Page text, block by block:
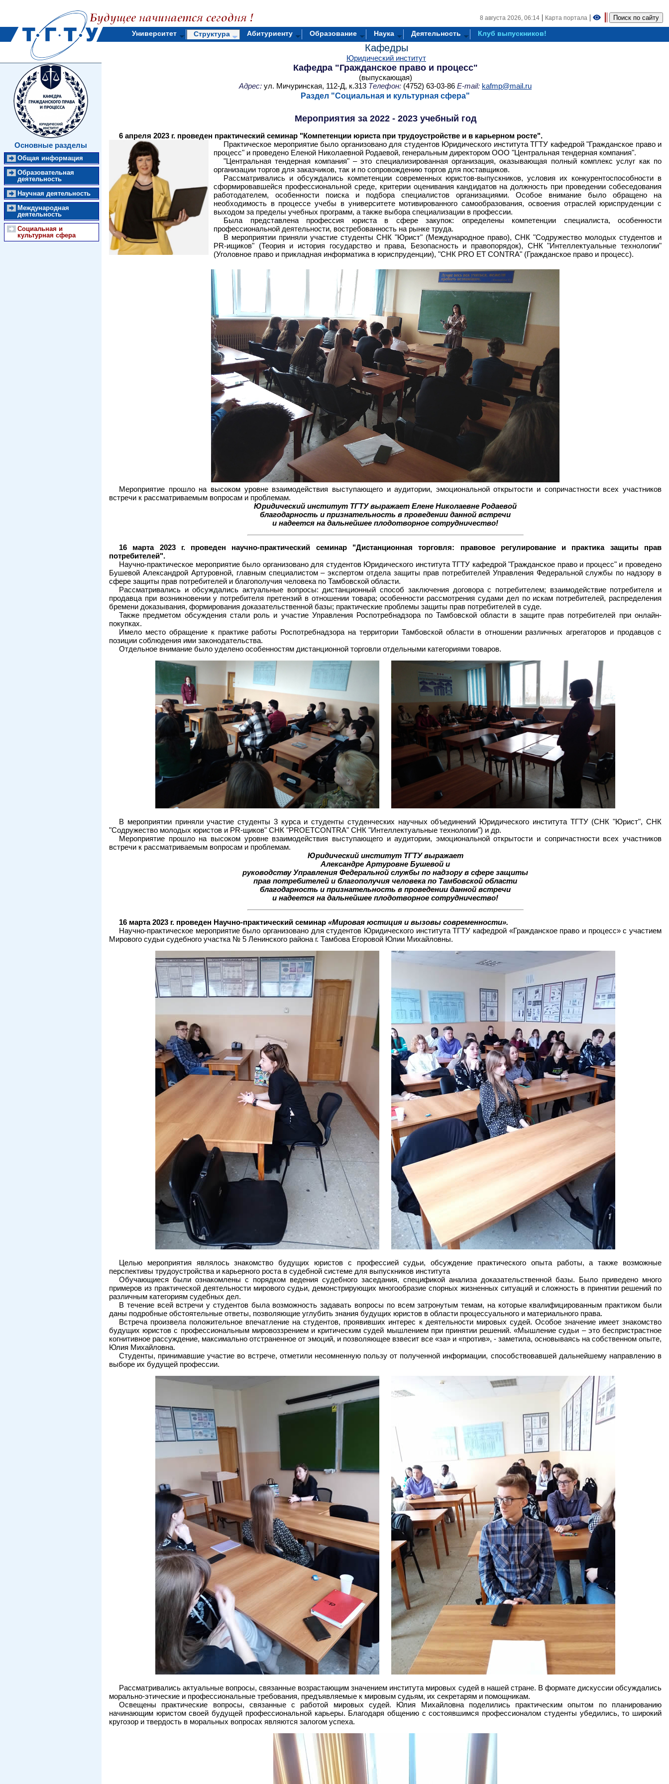
8 августа 2026, 06:14 | Карта портала |
Университет Структура Абитуриенту Образование Наука Деятельность Клуб выпускников!
Кафедры
Юридический институт
Основные разделы
Общая информация
Образовательная
деятельность
Научная деятельность
Международная
деятельность
Социальная и
культурная сфера
Кафедра "Гражданское право и процесс"
(выпускающая)
Адрес: ул. Мичуринская, 112-Д, к.313 Телефон: (4752) 63-03-86 E-mail: kafmp@mail.ru
Раздел "Социальная и культурная сфера"
Мероприятия за 2022 - 2023 учебный год
6 апреля 2023 г. проведен практический семинар "Компетенции юриста при трудоустройстве и в карьерном росте".
Практическое мероприятие было организовано для студентов Юридического института ТГТУ кафедрой "Гражданское право и
процесс" и проведено Еленой Николаевной Родаевой, генеральным директором ООО "Центральная тендерная компания".
"Центральная тендерная компания" – это специализированная организация, оказывающая полный комплекс услуг как по
организации торгов для заказчиков, так и по сопровождению торгов для поставщиков.
Рассматривались и обсуждались компетенции современных юристов-выпускников, условия их конкурентоспособности в
сформировавшейся профессиональной среде, критерии оценивания кандидатов на должность при проведении собеседования
работодателем, особенности поиска и подбора специалистов организациями. Особое внимание было обращено на
необходимость в процессе учебы в университете мотивированного самообразования, освоения отраслей юриспруденции с
выходом за пределы учебных программ, а также выбора специализации в профессии.
Была представлена профессия юриста в сфере закупок: определены компетенции специалиста, особенности
профессиональной деятельности, востребованность на рынке труда.
В мероприятии приняли участие студенты СНК "Юрист" (Международное право), СНК "Содружество молодых студентов и
PR-ищиков" (Теория и история государство и права, Безопасность и правопорядок), СНК "Интеллектуальные технологии"
(Уголовное право и прикладная информатика в юриспруденции), "СНК PRO ET CONTRA" (Гражданское право и процесс).
Мероприятие прошло на высоком уровне взаимодействия выступающего и аудитории, эмоциональной открытости и сопричастности всех участников
встречи к рассматриваемым вопросам и проблемам.
Юридический институт ТГТУ выражает Елене Николаевне Родаевой
благодарность и признательность в проведении данной встречи
и надеется на дальнейшее плодотворное сотрудничество!
16 марта 2023 г. проведен научно-практический семинар "Дистанционная торговля: правовое регулирование и практика защиты прав
потребителей".
Научно-практическое мероприятие было организовано для студентов Юридического института ТГТУ кафедрой "Гражданское право и процесс" и проведено
Бушевой Александрой Артуровной, главным специалистом – экспертом отдела защиты прав потребителей Управления Федеральной службы по надзору в
сфере защиты прав потребителей и благополучия человека по Тамбовской области.
Рассматривались и обсуждались актуальные вопросы: дистанционный способ заключения договора с потребителем; взаимодействие потребителя и
продавца при возникновении у потребителя претензий в отношении товара; особенности рассмотрения судами дел по искам потребителей, распределения
бремени доказывания, формирования доказательственной базы; практические проблемы защиты прав потребителей в суде.
Также предметом обсуждения стали роль и участие Управления Роспотребнадзора по Тамбовской области в защите прав потребителей при онлайн-
покупках.
Имело место обращение к практике работы Роспотребнадзора на территории Тамбовской области в отношении различных агрегаторов и продавцов с
позиции соблюдения ими законодательства.
Отдельное внимание было уделено особенностям дистанционной торговли отдельными категориями товаров.
В мероприятии приняли участие студенты 3 курса и студенты студенческих научных объединений Юридического института ТГТУ (СНК "Юрист", СНК
"Содружество молодых юристов и PR-щиков" СНК "PROETCONTRA" СНК "Интеллектуальные технологии") и др.
Мероприятие прошло на высоком уровне взаимодействия выступающего и аудитории, эмоциональной открытости и сопричастности всех участников
встречи к рассматриваемым вопросам и проблемам.
Юридический институт ТГТУ выражает
Александре Артуровне Бушевой и
руководству Управления Федеральной службы по надзору в сфере защиты
прав потребителей и благополучия человека по Тамбовской области
благодарность и признательность в проведении данной встречи
и надеется на дальнейшее плодотворное сотрудничество!
16 марта 2023 г. проведен Научно-практический семинар «Мировая юстиция и вызовы современности».
Научно-практическое мероприятие было организовано для студентов Юридического института ТГТУ кафедрой «Гражданское право и процесс» с участием
Мирового судьи судебного участка № 5 Ленинского района г. Тамбова Егоровой Юлии Михайловны.
Целью мероприятия являлось знакомство будущих юристов с профессией судьи, обсуждение практического опыта работы, а также возможные
перспективы трудоустройства и карьерного роста в судебной системе для выпускников института
Обучающиеся были ознакомлены с порядком ведения судебного заседания, спецификой анализа доказательственной базы. Было приведено много
примеров из практической деятельности мирового судьи, демонстрирующих многообразие спорных жизненных ситуаций и сложность в принятии решений по
различным категориям судебных дел.
В течение всей встречи у студентов была возможность задавать вопросы по всем затронутым темам, на которые квалифицированным практиком были
даны подробные обстоятельные ответы, позволяющие углубить знания будущих юристов в области процессуального и материального права.
Встреча произвела положительное впечатление на студентов, проявивших интерес к деятельности мировых судей. Особое значение имеет знакомство
будущих юристов с профессиональным мировоззрением и критическим судей мышлением при принятии решений. «Мышление судьи – это беспристрастное
когнитивное рассуждение, максимально отстраненное от эмоций, и позволяющее взвесит все «за» и «против», - заметила, основываясь на собственном опыте,
Юлия Михайловна.
Студенты, принимавшие участие во встрече, отметили несомненную пользу от полученной информации, способствовавшей дальнейшему направлению в
выборе их будущей профессии.
Рассматривались актуальные вопросы, связанные возрастающим значением института мировых судей в нашей стране. В формате дискуссии обсуждались
морально-этические и профессиональные требования, предъявляемые к мировым судьям, их секретарям и помощникам.
Освещены практические вопросы, связанные с работой мировых судей. Юлия Михайловна поделились практическим опытом по планированию
начинающим юристом своей будущей профессиональной карьеры. Благодаря общению с состоявшимся профессионалом студенты убедились, то широкий
кругозор и твердость в моральных вопросах являются залогом успеха.